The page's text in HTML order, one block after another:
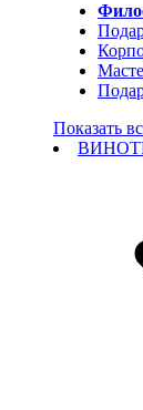
Показать